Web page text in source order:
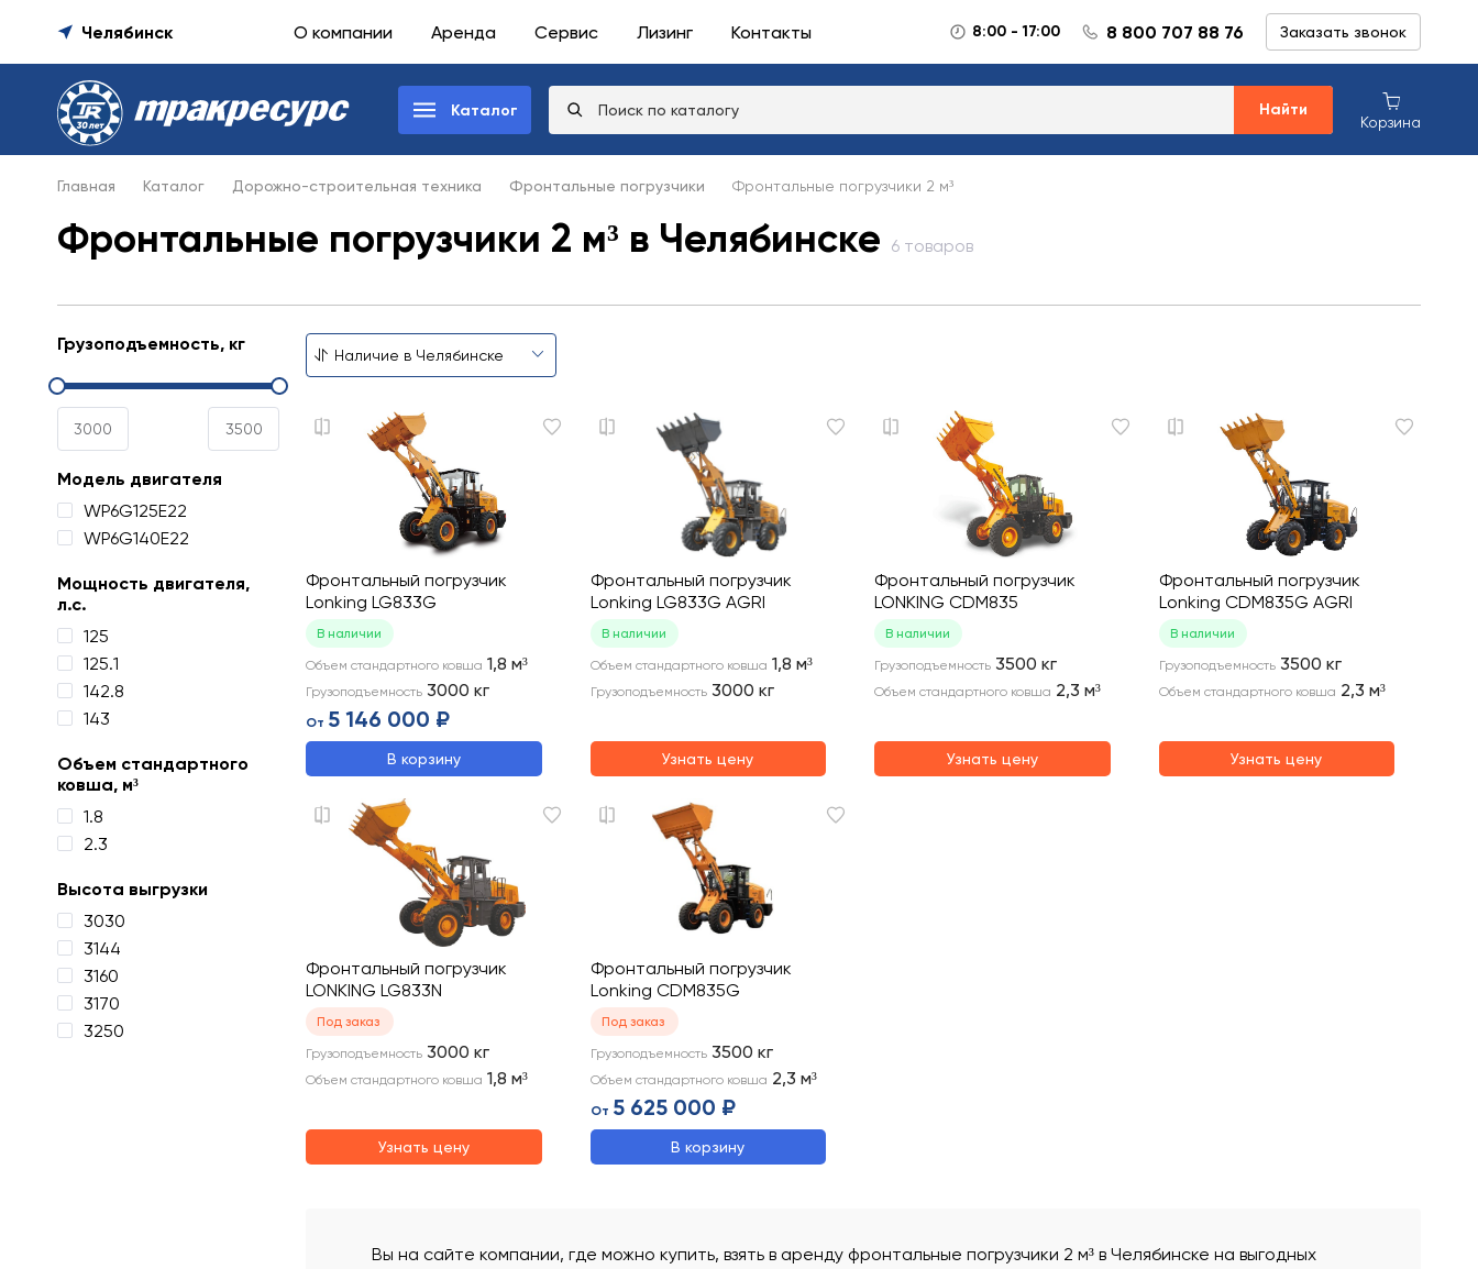
Челябинск О компании Аренда Сервис Лизинг Контакты 8:00 - 17:00 8 800 707 88 76 Заказать звонок
Каталог Найти
Корзина
Главная Каталог Дорожно-строительная техника Фронтальные погрузчики Фронтальные погрузчики 2 м³
Фронтальные погрузчики 2 м³ в Челябинске 6 товаров
Грузоподъемность, кг
Модель двигателя
WP6G125E22
WP6G140E22
Мощность двигателя,
л.с.
125
125.1
142.8
143
Объем стандартного
ковша, м³
1.8
2.3
Высота выгрузки
3030
3144
3160
3170
3250
Фронтальный погрузчик
Lonking LG833G
В наличии
Объем стандартного ковша 1,8 м³
Грузоподъемность 3000 кг
От 5 146 000 ₽
В корзину
Фронтальный погрузчик
Lonking LG833G AGRI
В наличии
Объем стандартного ковша 1,8 м³
Грузоподъемность 3000 кг
Узнать цену
Фронтальный погрузчик
LONKING CDM835
В наличии
Грузоподъемность 3500 кг
Объем стандартного ковша 2,3 м³
Узнать цену
Фронтальный погрузчик
Lonking CDM835G AGRI
В наличии
Грузоподъемность 3500 кг
Объем стандартного ковша 2,3 м³
Узнать цену
Фронтальный погрузчик
LONKING LG833N
Под заказ
Грузоподъемность 3000 кг
Объем стандартного ковша 1,8 м³
Узнать цену
Фронтальный погрузчик
Lonking CDM835G
Под заказ
Грузоподъемность 3500 кг
Объем стандартного ковша 2,3 м³
От 5 625 000 ₽
В корзину
Вы на сайте компании, где можно купить, взять в аренду фронтальные погрузчики 2 м³ в Челябинске на выгодных